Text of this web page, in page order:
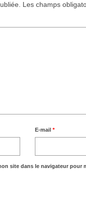
Les champs
E-mail *
site dans le navigateur pour